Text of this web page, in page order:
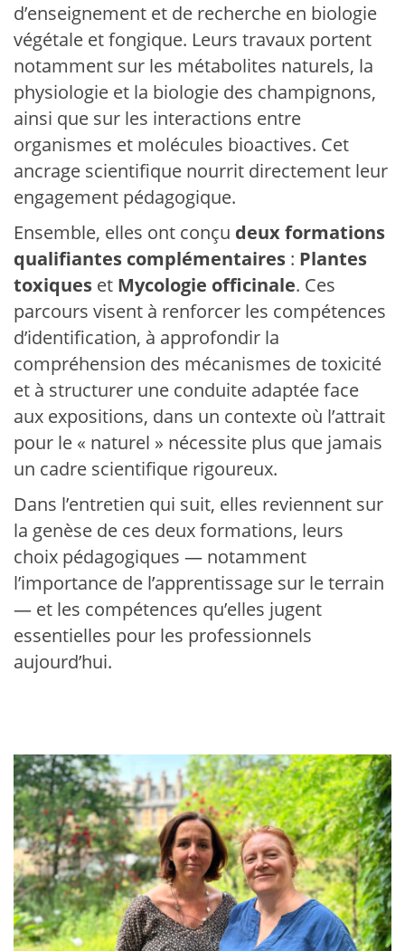
d’enseignement et de recherche en biologie
végétale et fongique. Leurs travaux portent
notamment sur les métabolites naturels, la
physiologie et la biologie des champignons,
ainsi que sur les interactions entre
organismes et molécules bioactives. Cet
ancrage scientifique nourrit directement leur
engagement pédagogique.
Ensemble, elles ont conçu deux formations
qualifiantes complémentaires : Plantes
toxiques et Mycologie officinale. Ces
parcours visent à renforcer les compétences
d’identification, à approfondir la
compréhension des mécanismes de toxicité
et à structurer une conduite adaptée face
aux expositions, dans un contexte où l’attrait
pour le « naturel » nécessite plus que jamais
un cadre scientifique rigoureux.
Dans l’entretien qui suit, elles reviennent sur
la genèse de ces deux formations, leurs
choix pédagogiques — notamment
l’importance de l’apprentissage sur le terrain
— et les compétences qu’elles jugent
essentielles pour les professionnels
aujourd’hui.